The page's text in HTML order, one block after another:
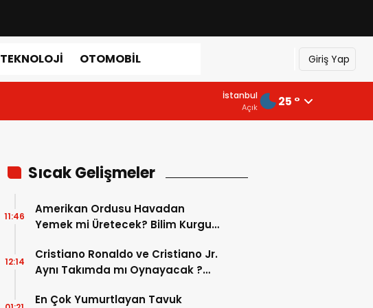
TEKNOLOJI OTOMOBIL Giriş Yap
İstanbul
Açık 25 °
Sıcak Gelişmeler
Amerikan Ordusu Havadan
Yemek mi Üretecek? Bilim Kurgu
11:46
Cristiano Ronaldo ve Cristiano Jr.
Aynı Takımda mı Oynayacak ?
Dönemimi Başlıyor ?
12:14
En Çok Yumurtlayan Tavuk